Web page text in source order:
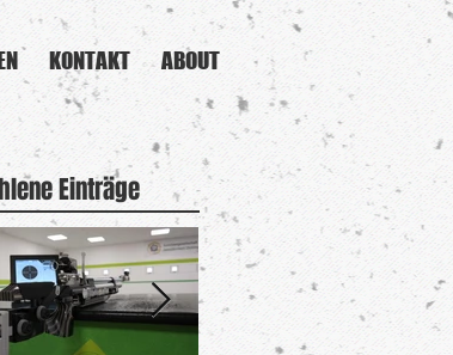
KONTAKT ABOUT
Einträge